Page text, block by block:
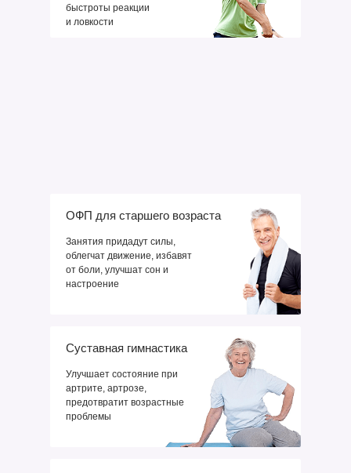
быстроты реакции
и ловкости
ОФП для старшего возраста
Занятия придадут силы,
облегчат движение, избавят
от боли, улучшат сон и
настроение
Суставная гимнастика
Улучшает состояние при
артрите, артрозе,
предотвратит возрастные
проблемы